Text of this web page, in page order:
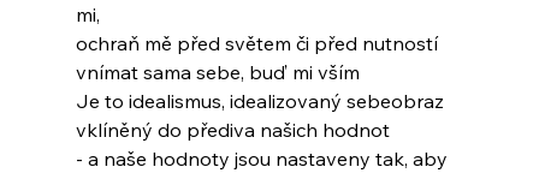
mi,
ochraň mě před světem či před nutností
vnímat sama sebe, buď mi vším
Je to idealismus, idealizovaný sebeobraz
vklíněný do přediva našich hodnot
- a naše hodnoty jsou nastaveny tak, aby